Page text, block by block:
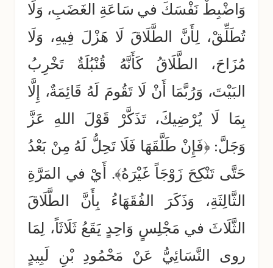
وَاضْبِطْ نَفْسَكَ في سَاعَةِ الغَضَبِ، وَلَا
تُطَلِّقْ، لِأَنَّ الطَّلَاقَ لَا هَزْلَ فِيهِ، وَلَا
مُزَاحَ، الطَّلَاقُ كَأَنَّهُ قُنْبُلَةٌ تَخْرِبُ
البَيْتَ، وَرُبَّمَا أَنْ لَا تَقُومَ لَهُ قَائِمَةٌ، إِلَّا
بِمَا لَا يُرْضِيكَ، تَذَكَّرْ قَوْلَ اللهِ عَزَّ
وَجَلَّ: ﴿فَإِنْ طَلَّقَهَا فَلَا تَحِلُّ لَهُ مِنْ بَعْدُ
حَتَّى تَنْكِحَ زَوْجَاً غَيْرَهُ﴾. أَيْ في المَرَّةِ
الثَّالِثَةِ، وَذَكَرَ الفُقَهَاءُ بِأَنَّ الطَّلَاقَ
الثَّلَاثَ في مَجْلِسٍ وَاحِدٍ يَقَعُ ثَلَاثَاً، لِمَا
روى النَّسَائِيُّ عَنْ مَحْمُودِ بْنِ لَبِيدٍ